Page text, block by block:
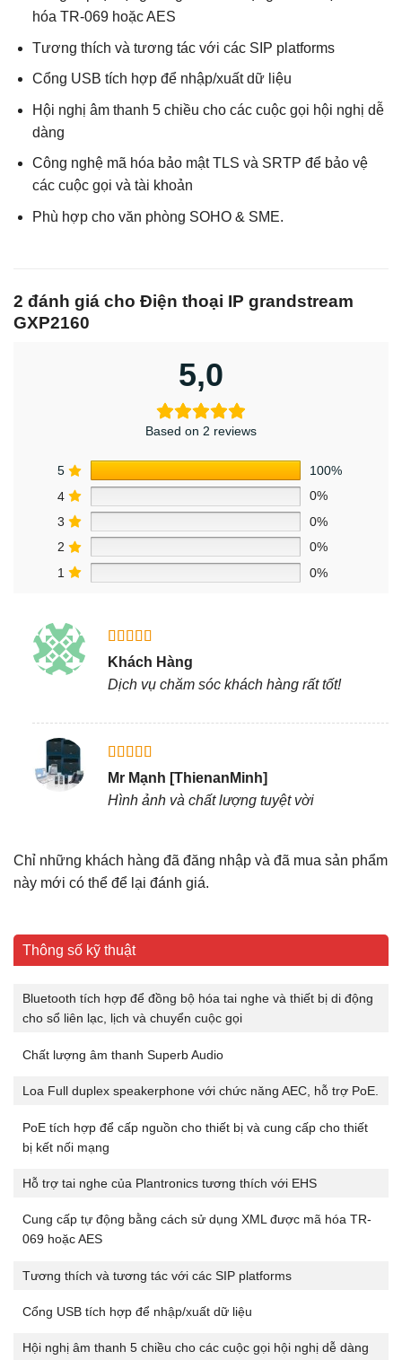
hóa TR-069 hoặc AES
Tương thích và tương tác với các SIP platforms
Cổng USB tích hợp để nhập/xuất dữ liệu
Hội nghị âm thanh 5 chiều cho các cuộc gọi hội nghị dễ
dàng
Công nghệ mã hóa bảo mật TLS và SRTP để bảo vệ
các cuộc gọi và tài khoản
Phù hợp cho văn phòng SOHO & SME.
2 đánh giá cho Điện thoại IP grandstream
GXP2160
5,0
Based on 2 reviews
5
100%
4
0%
3
0%
2
0%
1
0%
Được xếp
hạng55
sao
Khách Hàng
Dịch vụ chăm sóc khách hàng rất tốt!
Được xếp
hạng55
sao
Mr Mạnh [ThienanMinh]
Hình ảnh và chất lượng tuyệt vời
Chỉ những khách hàng đã đăng nhập và đã mua sản phẩm
này mới có thể để lại đánh giá.
Thông số kỹ thuật
Bluetooth tích hợp để đồng bộ hóa tai nghe và thiết bị di động
cho sổ liên lạc, lịch và chuyển cuộc gọi
Chất lượng âm thanh Superb Audio
Loa Full duplex speakerphone với chức năng AEC, hỗ trợ PoE.
PoE tích hợp để cấp nguồn cho thiết bị và cung cấp cho thiết
bị kết nối mạng
Hỗ trợ tai nghe của Plantronics tương thích với EHS
Cung cấp tự động bằng cách sử dụng XML được mã hóa TR-
069 hoặc AES
Tương thích và tương tác với các SIP platforms
Cổng USB tích hợp để nhập/xuất dữ liệu
Hội nghị âm thanh 5 chiều cho các cuộc gọi hội nghị dễ dàng